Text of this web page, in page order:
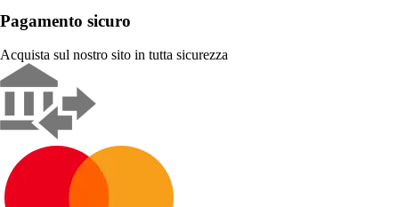
Pagamento sicuro
Acquista sul nostro sito in tutta sicurezza